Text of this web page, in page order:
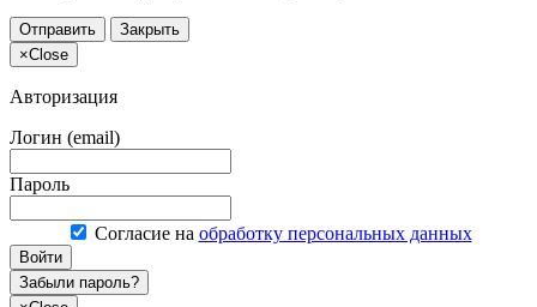
Отправить
Закрыть
×Close
Авторизация
Логин (email)
Пароль
Согласие на обработку персональных данных
Войти
Забыли пароль?